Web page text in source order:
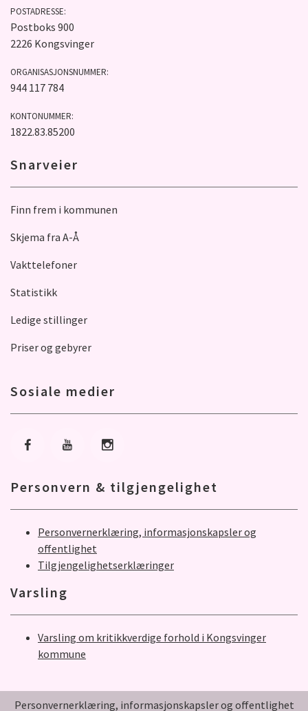
POSTADRESSE:
Postboks 900
2226 Kongsvinger
ORGANISASJONSNUMMER:
944 117 784
KONTONUMMER:
1822.83.85200
Snarveier
Finn frem i kommunen
Skjema fra A-Å
Vakttelefoner
Statistikk
Ledige stillinger
Priser og gebyrer
Sosiale medier
Gå til Facebook
Gå til YoutubeGå til Instagram
Personvern & tilgjengelighet
Personvernerklæring, informasjonskapsler og
offentlighet
Tilgjengelighetserklæringer
Varsling
Varsling om kritikkverdige forhold i Kongsvinger
kommune
Personvernerklæring, informasjonskapsler og offentlighet